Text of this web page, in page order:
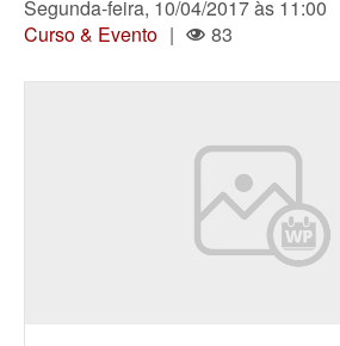
Segunda-feira, 10/04/2017 às 11:00
Curso & Evento | 83